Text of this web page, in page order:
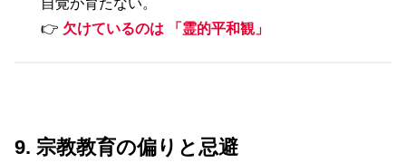
👉 欠けているのは 「霊的平和観」
9. 宗教教育の偏りと忌避